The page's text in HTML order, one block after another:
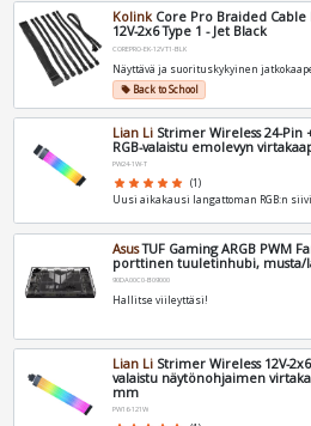
KolinkCore Pro Braided Cable
12V-2x6 Type 1 - Jet Black
COREPRO-EK-12VT1-BLK
Näyttävä ja suorituskykyinen
local_offerBack to School
Lian Li Strimer Wireless 24-
RGB-valaistu emolevyn
PW24-1W-T
star star star star star (1)
Uusi aikakausi langattoman RGB:n
AsusTUF Gaming ARGB PWM
porttinen tuuletinhubi, musta/
90DA00C0-B09000
Hallitse viileyttäsi!
Lian Li Strimer Wireless 12V-
valaistu näytönohjaimen
mm
PW16-121W